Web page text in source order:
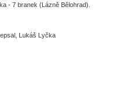
- 7 branek (Lázně Bělohrad).
Lukáš Lyčka